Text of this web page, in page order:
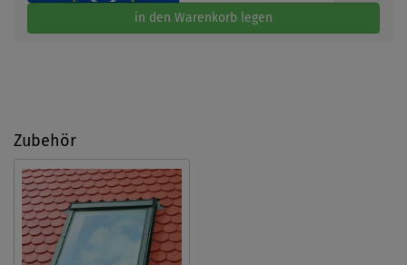
in den Warenkorb legen
Zubehör